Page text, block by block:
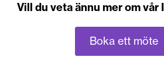
Vill du veta ännu mer om vår
Boka ett möte